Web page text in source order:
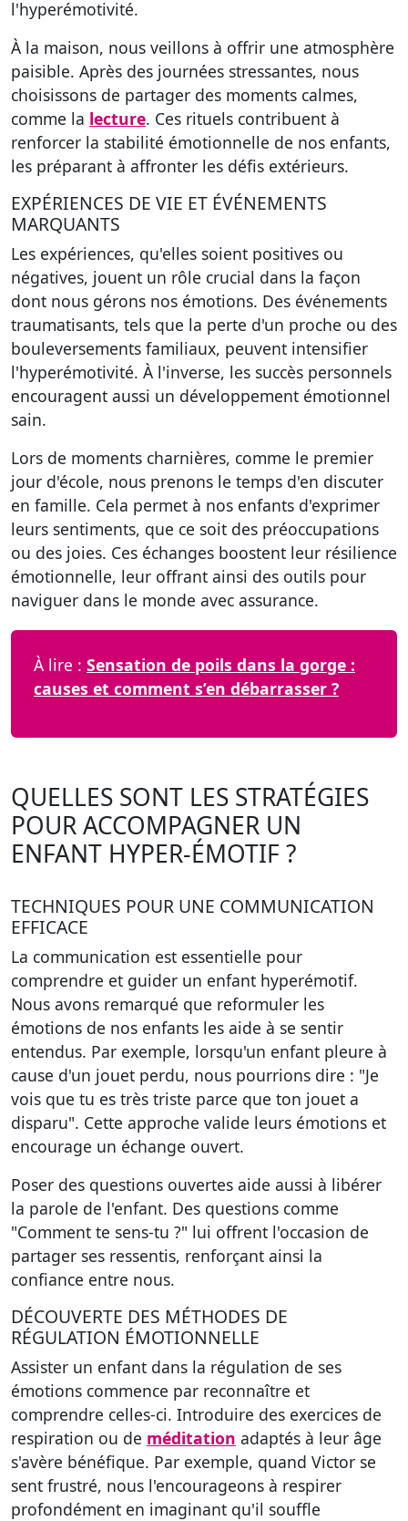
l'hyperémotivité.
À la maison, nous veillons à offrir une atmosphère
paisible. Après des journées stressantes, nous
choisissons de partager des moments calmes,
comme la lecture. Ces rituels contribuent à
renforcer la stabilité émotionnelle de nos enfants,
les préparant à affronter les défis extérieurs.
EXPÉRIENCES DE VIE ET ÉVÉNEMENTS
MARQUANTS
Les expériences, qu'elles soient positives ou
négatives, jouent un rôle crucial dans la façon
dont nous gérons nos émotions. Des événements
traumatisants, tels que la perte d'un proche ou des
bouleversements familiaux, peuvent intensifier
l'hyperémotivité. À l'inverse, les succès personnels
encouragent aussi un développement émotionnel
sain.
Lors de moments charnières, comme le premier
jour d'école, nous prenons le temps d'en discuter
en famille. Cela permet à nos enfants d'exprimer
leurs sentiments, que ce soit des préoccupations
ou des joies. Ces échanges boostent leur résilience
émotionnelle, leur offrant ainsi des outils pour
naviguer dans le monde avec assurance.
À lire : Sensation de poils dans la gorge :
causes et comment s’en débarrasser ?
QUELLES SONT LES STRATÉGIES
POUR ACCOMPAGNER UN
ENFANT HYPER-ÉMOTIF ?
TECHNIQUES POUR UNE COMMUNICATION
EFFICACE
La communication est essentielle pour
comprendre et guider un enfant hyperémotif.
Nous avons remarqué que reformuler les
émotions de nos enfants les aide à se sentir
entendus. Par exemple, lorsqu'un enfant pleure à
cause d'un jouet perdu, nous pourrions dire : "Je
vois que tu es très triste parce que ton jouet a
disparu". Cette approche valide leurs émotions et
encourage un échange ouvert.
Poser des questions ouvertes aide aussi à libérer
la parole de l'enfant. Des questions comme
"Comment te sens-tu ?" lui offrent l'occasion de
partager ses ressentis, renforçant ainsi la
confiance entre nous.
DÉCOUVERTE DES MÉTHODES DE
RÉGULATION ÉMOTIONNELLE
Assister un enfant dans la régulation de ses
émotions commence par reconnaître et
comprendre celles-ci. Introduire des exercices de
respiration ou de méditation adaptés à leur âge
s'avère bénéfique. Par exemple, quand Victor se
sent frustré, nous l'encourageons à respirer
profondément en imaginant qu'il souffle